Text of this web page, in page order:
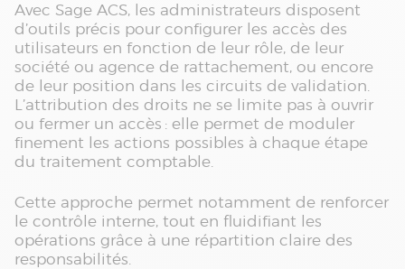
Avec Sage ACS, les administrateurs disposent
d’outils précis pour configurer les accès des
utilisateurs en fonction de leur rôle, de leur
société ou agence de rattachement, ou encore
de leur position dans les circuits de validation.
L’attribution des droits ne se limite pas à ouvrir
ou fermer un accès : elle permet de moduler
finement les actions possibles à chaque étape
du traitement comptable.
Cette approche permet notamment de renforcer
le contrôle interne, tout en fluidifiant les
opérations grâce à une répartition claire des
responsabilités.